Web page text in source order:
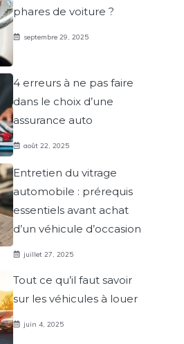
phares de voiture ?
septembre 29, 2025
4 erreurs à ne pas faire
dans le choix d’une
assurance auto
août 22, 2025
Entretien du vitrage
automobile : prérequis
essentiels avant achat
d’un véhicule d’occasion
juillet 27, 2025
Tout ce qu’il faut savoir
sur les véhicules à louer
juin 4, 2025